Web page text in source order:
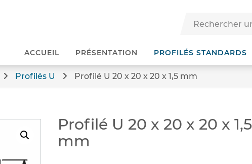
ACCUEIL PRÉSENTATION PROFILÉS STANDARDS
Profilés U Profilé U 20 x 20 x 20 x 1,5 mm
Profilé U 20 x 20 x 20 x 1,5
mm